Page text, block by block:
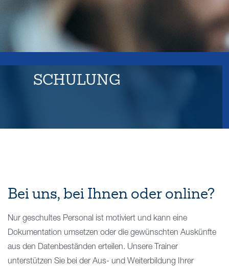
SCHULUNG
Bei uns, bei Ihnen oder online?
Nur geschultes Personal ist motiviert und kann eine
Dokumentation umsetzen oder die gewünschten Auskünfte
aus den Datenbeständen erteilen. Unsere Trainer
unterstützen Sie bei der Aus- und Weiterbildung Ihrer